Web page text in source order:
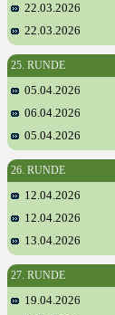
22.03.2026
22.03.2026
25. RUNDE
05.04.2026
06.04.2026
05.04.2026
26. RUNDE
12.04.2026
12.04.2026
13.04.2026
27. RUNDE
19.04.2026